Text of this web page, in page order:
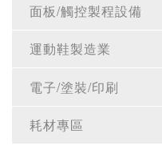
面板/觸控製程設備
運動鞋製造業
電子/塗裝/印刷
耗材專區